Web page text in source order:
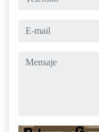
e-mail
mensaje